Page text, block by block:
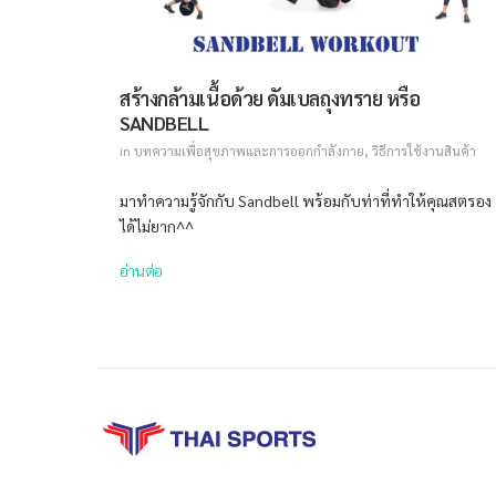
สร้างกล้ามเนื้อด้วย ดัมเบลถุงทราย หรือ
SANDBELL
in บทความเพื่อสุขภาพและการออกกำลังกาย, วิธีการใช้งานสินค้า
มาทำความรู้จักกับ Sandbell พร้อมกับท่าที่ทำให้คุณสตรอง
ได้ไม่ยาก^^
อ่านต่อ